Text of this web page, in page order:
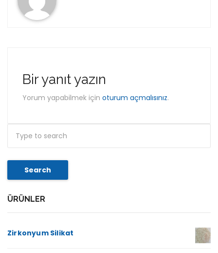
Bir yanıt yazın
Yorum yapabilmek için oturum açmalısınız.
Search
ÜRÜNLER
Zirkonyum Silikat